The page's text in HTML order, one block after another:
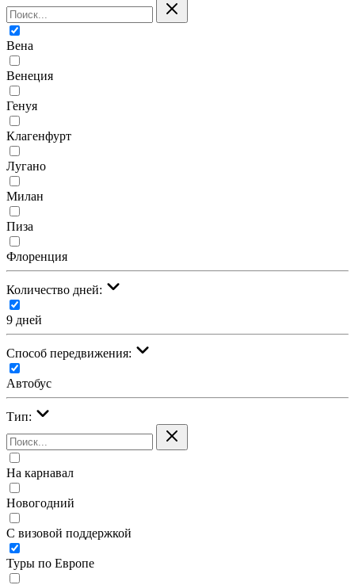
Вена
Венеция
Генуя
Клагенфурт
Лугано
Милан
Пиза
Флоренция
Количество дней:
9 дней
Cпособ передвижения:
Автобус
Тип:
На карнавал
Новогодний
С визовой поддержкой
Туры по Европе